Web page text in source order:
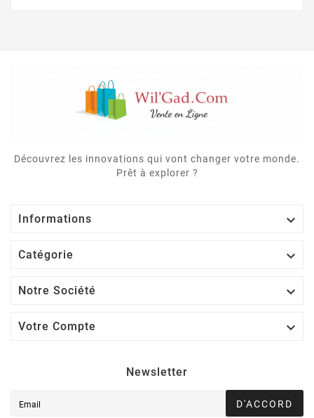
Découvrez les innovations qui vont changer votre monde.
Prêt à explorer ?
Informations 
Catégorie 
Notre Société 
Votre Compte 
Newsletter
D'ACCORD